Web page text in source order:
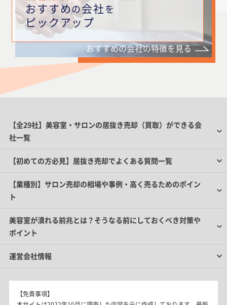
おすすめの会社を
ピックアップ
おすすめの会社の特徴を見る
【全29社】美容室・サロンの居抜き売却（買取）ができる会
社一覧
【初めての方必見】居抜き売却でよくある質問一覧
【業種別】サロン売却の相場や事例・高く売るためのポイン
ト
美容室が潰れる前兆とは？そうなる前にしておくべき対策や
ポイント
運営会社情報
【免責事項】